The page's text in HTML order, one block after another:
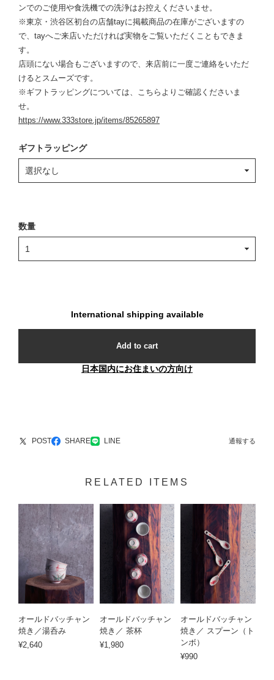
ンでのご使用や食洗機での洗浄はお控えくださいませ。
※東京・渋谷区初台の店舗tayに掲載商品の在庫がございますの
で、tayへご来店いただければ実物をご覧いただくこともできま
す。
店頭にない場合もございますので、来店前に一度ご連絡をいただ
けるとスムーズです。
※ギフトラッピングについては、こちらよりご確認くださいま
せ。
https://www.333store.jp/items/85265897
ギフトラッピング
数量
International shipping available
Add to cart
日本国内にお住まいの方向け
POST SHARE LINE 通報する
RELATED ITEMS
オールドバッチャン
焼き／湯呑み
¥2,640
オールドバッチャン
焼き／ 茶杯
¥1,980
オールドバッチャン
焼き／ スプーン（ト
ンボ）
¥990